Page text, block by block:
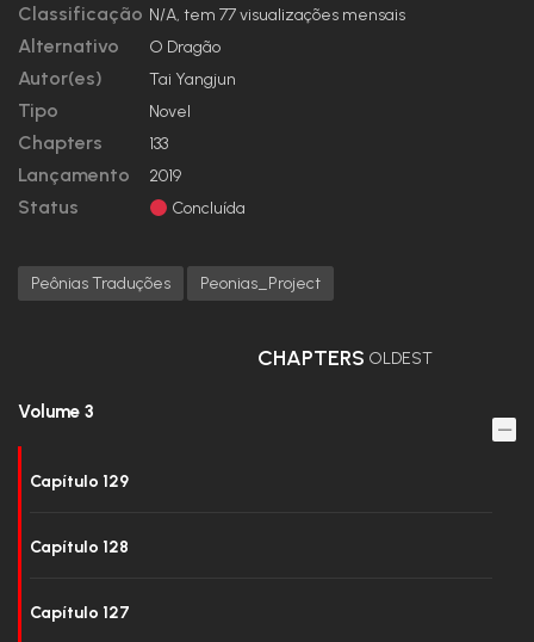
Classificação N/A, tem 77 visualizações mensais
Alternativo O Dragão
Autor(es) Tai Yangjun
Tipo Novel
Chapters 133
Lançamento 2019
Status Concluída
Peônias Traduções Peonias_Project
CHAPTERS OLDEST
Volume 3
Capítulo 129
Capítulo 128
Capítulo 127